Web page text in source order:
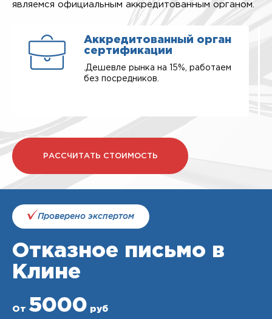
являемся официальным аккредитованным органом.
Аккредитованный орган
сертификации
.Дешевле рынка на 15%, работаем
без посредников.
РАССЧИТАТЬ СТОИМОСТЬ
Проверено экспертом
Отказное письмо в
Клине
От 5000 руб